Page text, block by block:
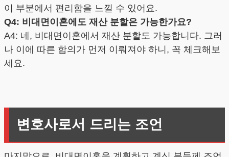
이 부분에서 편리함을 느낄 수 있어요.
Q4: 비대면이혼에도 재산 분할은 가능한가요?
A4: 네, 비대면이혼에서 재산 분할도 가능합니다. 그러
나 이에 따른 합의가 먼저 이뤄져야 하니, 꼭 체크해보
세요.
변호사로서 드리는 조언